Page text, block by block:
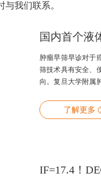
我们联系。
肿瘤早筛早诊对于
筛技术具有安全、
向。复旦大学附属
特征建立了肠癌早
感性98%，性能
了解更多